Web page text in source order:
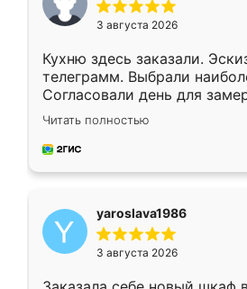
3 августа 2026
Кухню здесь заказали.
телеграмм. Выбрали
Согласовали день для
недели кухня была уже
довольны работой. Спасибо
мебель за качественную
Читать полностью
yaroslava1986
3 августа 2026